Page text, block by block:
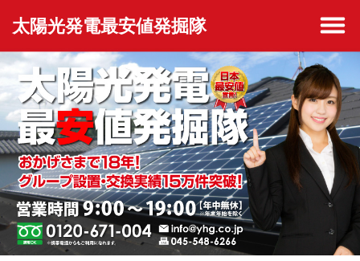
太陽光発電最安値発掘隊